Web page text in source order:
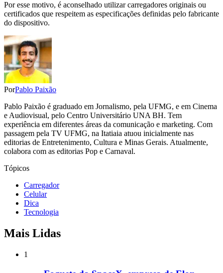
Por esse motivo, é aconselhado utilizar carregadores originais ou
certificados que respeitem as especificações definidas pelo fabricante
do dispositivo.
PorPablo Paixão
Pablo Paixão é graduado em Jornalismo, pela UFMG, e em Cinema
e Audiovisual, pelo Centro Universitário UNA BH. Tem
experiência em diferentes áreas da comunicação e marketing. Com
passagem pela TV UFMG, na Itatiaia atuou inicialmente nas
editorias de Entretenimento, Cultura e Minas Gerais. Atualmente,
colabora com as editorias Pop e Carnaval.
Tópicos
Carregador
Celular
Dica
Tecnologia
Mais Lidas
1